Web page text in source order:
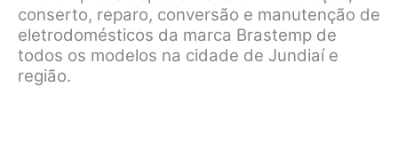
conserto, reparo, conversão e manutenção de
eletrodomésticos da marca Brastemp de
todos os modelos na cidade de Jundiaí e
região.